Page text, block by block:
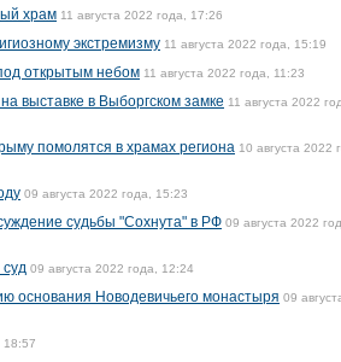
храм 11 августа 2022 года, 17:26
экстремизму 11 августа 2022 года, 15:19
открытым небом 11 августа 2022 года, 11:23
выставке в Выборгском замке 11 августа 2022
помолятся в храмах региона 10 августа 2022
09 августа 2022 года, 15:23
судьбы "Сохнута" в РФ 09 августа 2022
09 августа 2022 года, 12:24
основания Новодевичьего монастыря 09
18:57